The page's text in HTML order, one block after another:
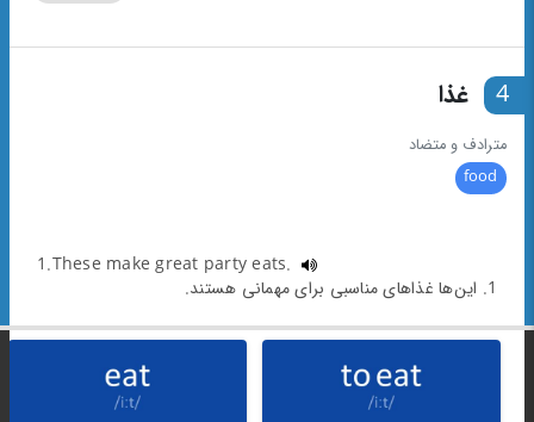
4 غذا
مترادف و متضاد
food
1.These make great party eats.
1. این‌ها غذاهای مناسبی برای مهمانی هستند.